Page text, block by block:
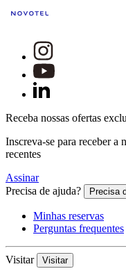
Receba nossas ofertas
Inscreva-se para receber a
recentes
Assinar
Precisa de ajuda?
Precisa
Minhas reservas
Perguntas frequentes
Visitar Visitar